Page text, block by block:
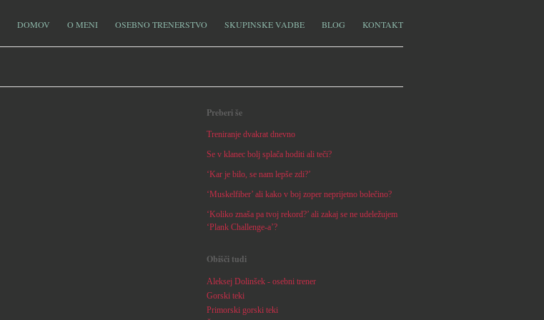
DOMOV O MENI OSEBNO TRENERSTVO SKUPINSKE VADBE BLOG KONTAKT
Preberi še
Treniranje dvakrat dnevno
Se v klanec bolj splača hoditi ali teči?
‘Kar je bilo, se nam lepše zdi?’
‘Muskelfiber’ ali kako v boj zoper neprijetno bolečino?
‘Koliko znaša pa tvoj rekord?’ ali zakaj se ne udeležujem
‘Plank Challenge-a’?
Obišči tudi
Aleksej Dolinšek - osebni trener
Gorski teki
Primorski gorski teki